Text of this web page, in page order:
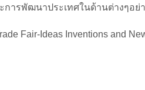
ารพัฒนาประเทศในด้านต่างๆอย่
Fair-Ideas Inventions and